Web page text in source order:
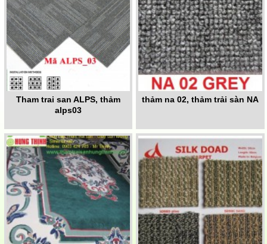
Tham trai san ALPS, thảm
alps03
thảm na 02, thảm trải sàn NA